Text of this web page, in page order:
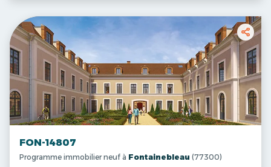
FON-14807
Programme immobilier neuf à Fontainebleau (77300)